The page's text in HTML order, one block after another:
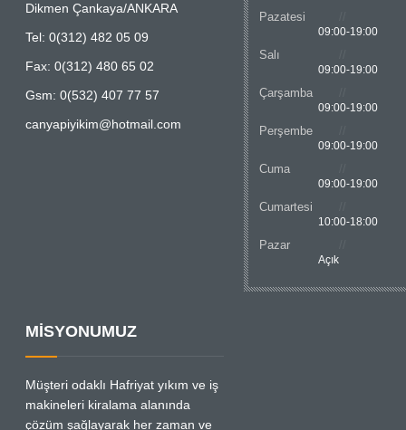
Dikmen Çankaya/ANKARA
Tel: 0(312) 482 05 09
Fax: 0(312) 480 65 02
Gsm: 0(532) 407 77 57
canyapiyikim@hotmail.com
Pazatesi
09:00-19:00
Salı
09:00-19:00
Çarşamba
09:00-19:00
Perşembe
09:00-19:00
Cuma
09:00-19:00
Cumartesi
10:00-18:00
Pazar
Açık
MİSYONUMUZ
Müşteri odaklı Hafriyat yıkım ve iş
makineleri kiralama alanında
çözüm şağlayarak her zaman ve